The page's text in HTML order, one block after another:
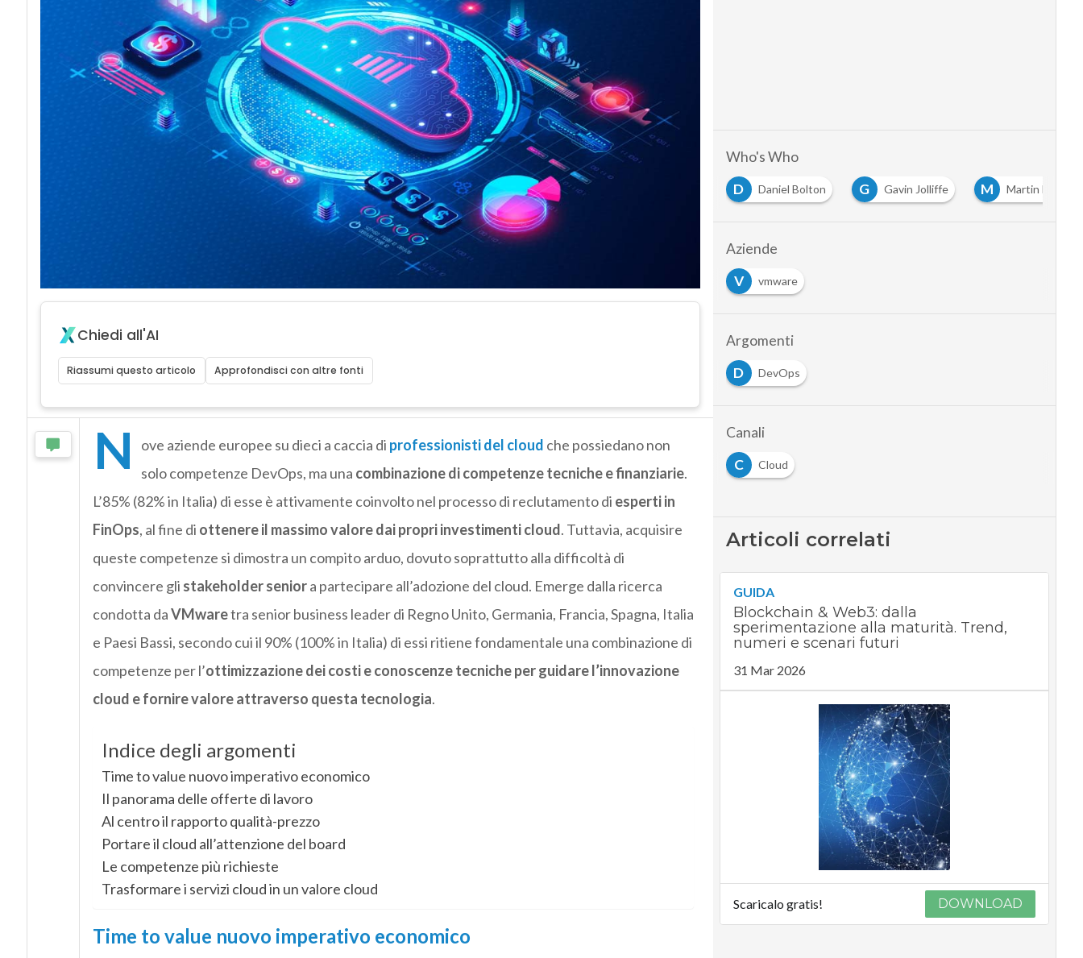
Chiedi all'AI
Riassumi questo articolo Approfondisci con altre fonti
N ove aziende europee su dieci a caccia di professionisti del cloud che possiedano non
solo competenze DevOps, ma una combinazione di competenze tecniche e finanziarie.
L’85% (82% in Italia) di esse è attivamente coinvolto nel processo di reclutamento di esperti in
FinOps, al fine di ottenere il massimo valore dai propri investimenti cloud. Tuttavia, acquisire
queste competenze si dimostra un compito arduo, dovuto soprattutto alla difficoltà di
convincere gli stakeholder seniora partecipare all’adozione del cloud. Emerge dalla ricerca
condotta daVMwaretra senior business leader di Regno Unito, Germania, Francia, Spagna, Italia
e Paesi Bassi, secondo cui il 90% (100% in Italia) di essi ritiene fondamentale una combinazione di
competenze per l’ottimizzazione dei costi e conoscenze tecniche per guidare l’innovazione
cloud e fornire valore attraverso questa tecnologia.
Indice degli argomenti
Time to value nuovo imperativo economico
Il panorama delle offerte di lavoro
Al centro il rapporto qualità-prezzo
Portare il cloud all’attenzione del board
Le competenze più richieste
Trasformare i servizi cloud in un valore cloud
Time to value nuovo imperativo economico
Who's Who
A
D Daniel Bolton G Gavin Jolliffe M Martin Hosken
Aziende
V
vmware
Argomenti
D
DevOps
Canali
C
Cloud
Articoli correlati
GUIDA
Blockchain & Web3: dalla
sperimentazione alla maturità. Trend,
numeri e scenari futuri
31 Mar 2026
Scaricalo gratis! DOWNLOAD